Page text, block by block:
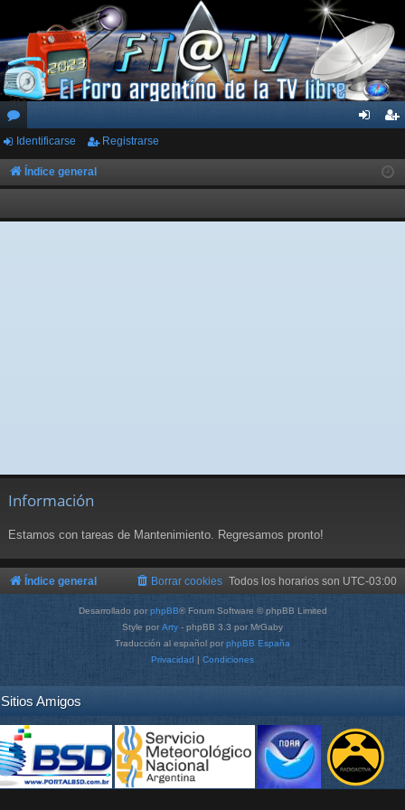
or
os
ar
ist
rs
Identificarse Registrarse
Índice general
Información
Estamos con tareas de Mantenimiento. Regresamos pronto!
Índice general Todos los horarios son UTC-03:00
Borrar cookies
Desarrollado por phpBB® Forum Software © phpBB Limited
Style por Arty - phpBB 3.3 por MrGaby
Traducción al español por phpBB España
Privacidad | Condiciones
Sitios Amigos